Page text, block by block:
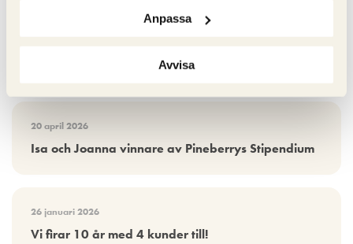
Anpassa
Avvisa
aktuellt hos oss.
20 april 2026
Isa och Joanna vinnare av Pineberrys Stipendium
26 januari 2026
Vi firar 10 år med 4 kunder till!